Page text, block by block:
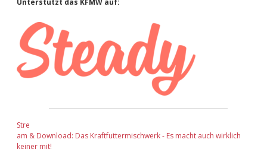
Sidebar
Stre
am & Download: Das Kraftfuttermischwerk - Es macht auch wirklich
keiner mit!